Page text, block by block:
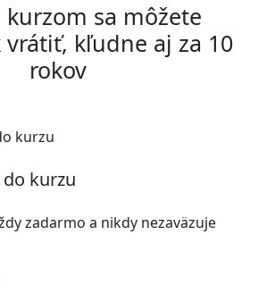
kurzom sa môžete
vrátiť, kľudne aj za 10
rokov
kurzu
zadarmo a nikdy nezaväzuje